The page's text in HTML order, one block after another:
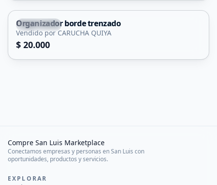
Concarán
Organizador borde trenzado
Vendido por CARUCHA QUIYA
$ 20.000
Compre San Luis Marketplace
Conectamos empresas y personas en San Luis con
oportunidades, productos y servicios.
EXPLORAR